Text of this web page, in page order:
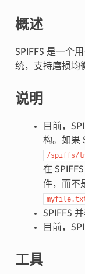
概述
SPIFFS 是一个
统，支持磨损均
说明
目前，
构。如果
/spiffs/
在
件，而不
SPIFFS
目前，
工具